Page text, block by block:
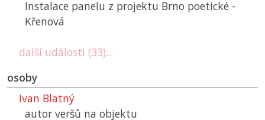
Instalace panelu z projektu Brno poetické -
Křenová
další události (33)...
osoby
Ivan Blatný
autor veršů na objektu